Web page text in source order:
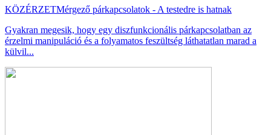
KÖZÉRZETMérgező párkapcsolatok - A testedre is hatnak
Gyakran megesik, hogy egy diszfunkcionális párkapcsolatban az
érzelmi manipuláció és a folyamatos feszültség láthatatlan marad a
külvil...